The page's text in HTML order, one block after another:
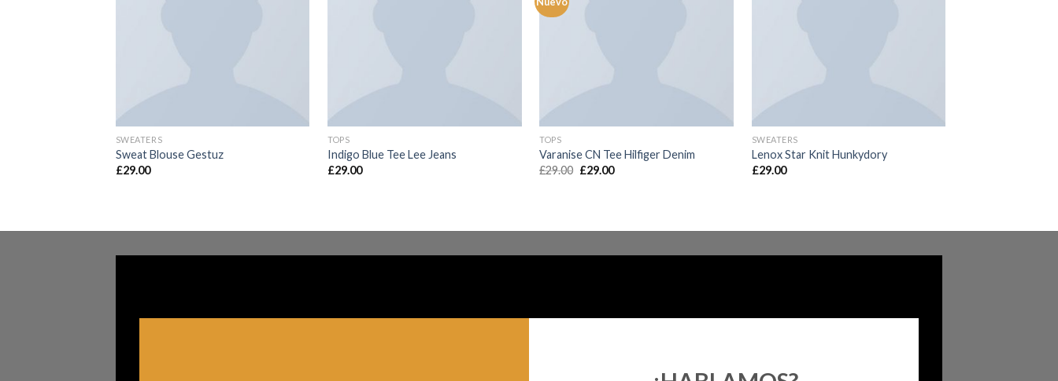
SWEATERS
Sweat Blouse Gestuz
£29.00
TOPS
Indigo Blue Tee Lee Jeans
£29.00
TOPS
Varanise CN Tee Hilfiger Denim
£29.00 £29.00
SWEATERS
Lenox Star Knit Hunkydory
£29.00